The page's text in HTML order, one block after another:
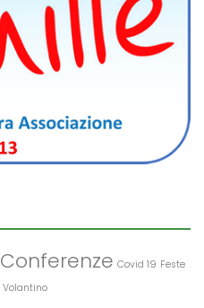
Conferenze Covid 19 Feste
Volantino